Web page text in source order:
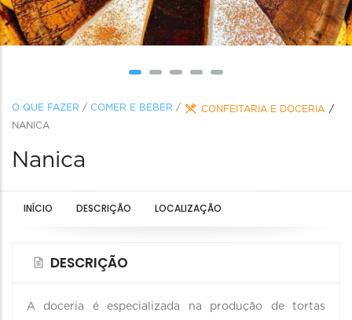
O QUE FAZER / COMER E BEBER /
CONFEITARIA E DOCERIA
NANICA
Nanica
INÍCIO DESCRIÇÃO LOCALIZAÇÃO
DESCRIÇÃO
A doceria é especializada na produção de tortas